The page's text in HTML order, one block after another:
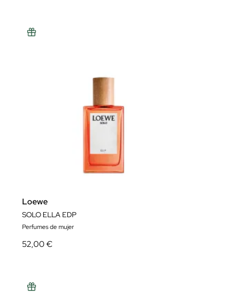
Loewe
SOLO ELLA EDP
Perfumes de mujer
52,00 €